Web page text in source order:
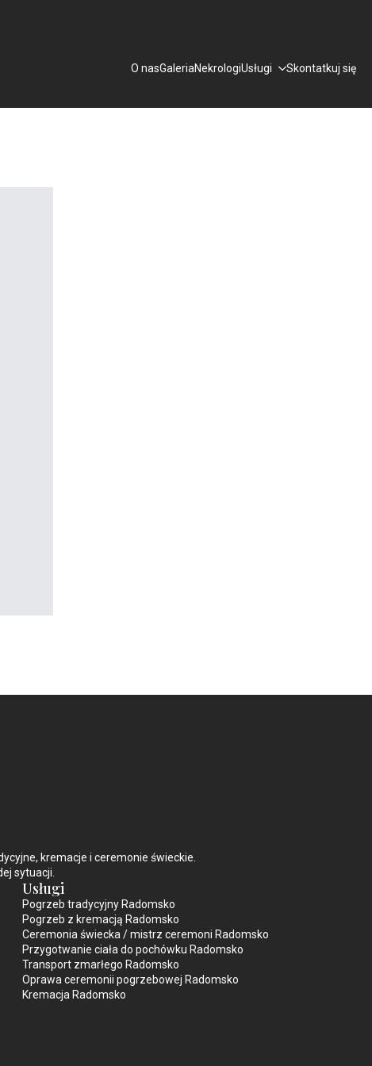
O nasGaleriaNekrologiUsługi Skontatkuj się
kremacje i ceremonie świeckie.
sytuacji.
Usługi
Pogrzeb tradycyjny Radomsko
Pogrzeb z kremacją Radomsko
Ceremonia świecka / mistrz ceremoni Radomsko
Przygotwanie ciała do pochówku Radomsko
Transport zmarłego Radomsko
Oprawa ceremonii pogrzebowej Radomsko
Kremacja Radomsko